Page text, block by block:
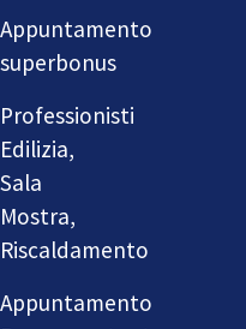
Appuntamento
superbonus
Professionisti
Edilizia,
Sala
Mostra,
Riscaldamento
Appuntamento